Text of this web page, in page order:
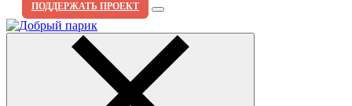
ПОДДЕРЖАТЬ ПРОЕКТ